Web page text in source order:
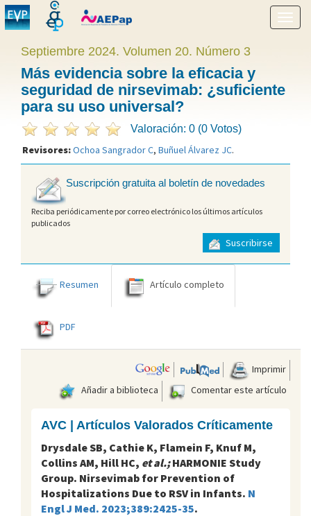
menú
Septiembre 2024. Volumen 20. Número 3
Más evidencia sobre la eficacia y
seguridad de nirsevimab: ¿suficiente
para su uso universal?
Valoración: 0 (0 Votos)
Revisores:Ochoa Sangrador C, Buñuel Álvarez JC.
Suscripción gratuita al boletín de novedades
Reciba periódicamente por correo electrónico los últimos artículos
publicados
Suscribirse
Resumen Artículo completo
PDF
Imprimir
Añadir a biblioteca
Comentar este artículo
AVC | Artículos Valorados Críticamente
Drysdale SB, Cathie K, Flamein F, Knuf M,
Collins AM, Hill HC, et al.;HARMONIE Study
Group. Nirsevimab for Prevention of
Hospitalizations Due to RSV in Infants. N
Engl J Med. 2023;389:2425-35.